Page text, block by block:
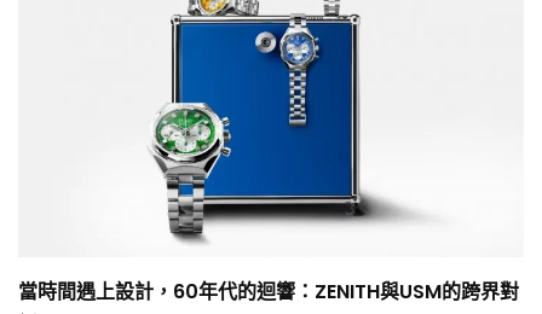
當時間遇上設計，60年代的迴響：ZENITH與USM的跨界對